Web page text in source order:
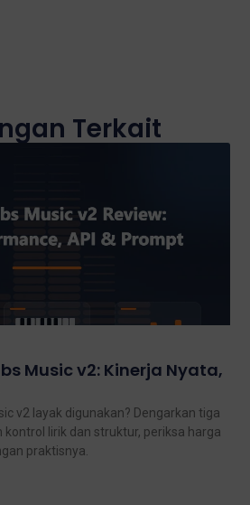
Terkait
Music v2: Kinerja Nyata,
v2 layak digunakan? Dengarkan tiga
kontrol lirik dan struktur, periksa harga
praktisnya.